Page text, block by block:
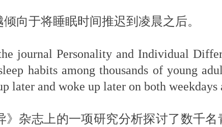
向于将睡眠时间推迟到凌晨之后。
journal Personality and Individual
habits among thousands of young
later and woke up later on both weekdays
》杂志上的一项研究分析探讨了数千